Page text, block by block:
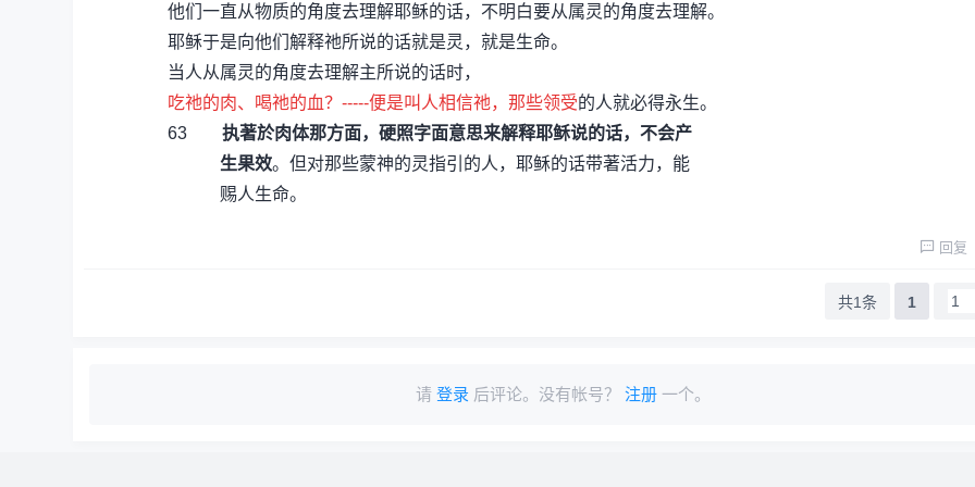
他们一直从物质的角度去理解耶稣的话，不明白要从属灵的角度去理解。
耶稣于是向他们解释祂所说的话就是灵，就是生命。
当人从属灵的角度去理解主所说的话时，
吃祂的肉、喝祂的血？-----便是叫人相信祂，那些领受的人就必得永生。
63 执著於肉体那方面，硬照字面意思来解释耶稣说的话，不会产
生果效。但对那些蒙神的灵指引的人，耶稣的话带著活力，能
赐人生命。
回复
共1条 1
请 登录 后评论。没有帐号？ 注册一个。